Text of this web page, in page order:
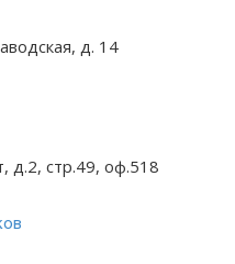
д. 14
д.2, стр.49, оф.518